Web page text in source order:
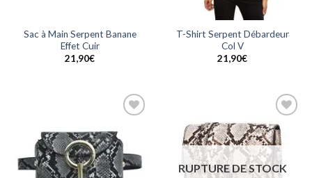
Sac à Main Serpent Banane
Effet Cuir
21,90€
T-Shirt Serpent Débardeur
Col V
21,90€
wishlist
Ajouter
à la
wishlist
RUPTURE DE STOCK